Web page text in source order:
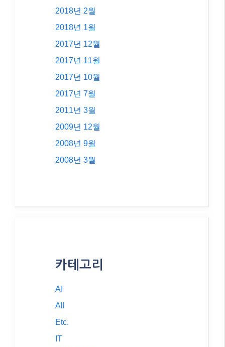
2018년 2월
2018년 1월
2017년 12월
2017년 11월
2017년 10월
2017년 7월
2011년 3월
2009년 12월
2008년 9월
2008년 3월
카테고리
AI
All
Etc.
IT